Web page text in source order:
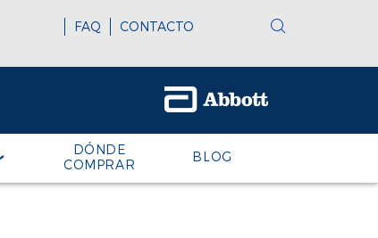
FAQ CONTACTO
DÓNDE
COMPRAR
BLOG